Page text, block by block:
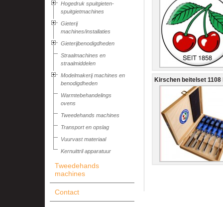
Hogedruk spuitgieten-
spuitgietmachines
Gieterij
machines/installaties
Gieterijbenodigdheden
Straalmachines en
straalmiddelen
Modelmakerij machines en
benodigdheden
Warmtebehandelings
ovens
Tweedehands machines
Transport en opslag
Vuurvast materiaal
Kernuittril apparatuur
Tweedehands
machines
Contact
Kirschen beitelset 1108